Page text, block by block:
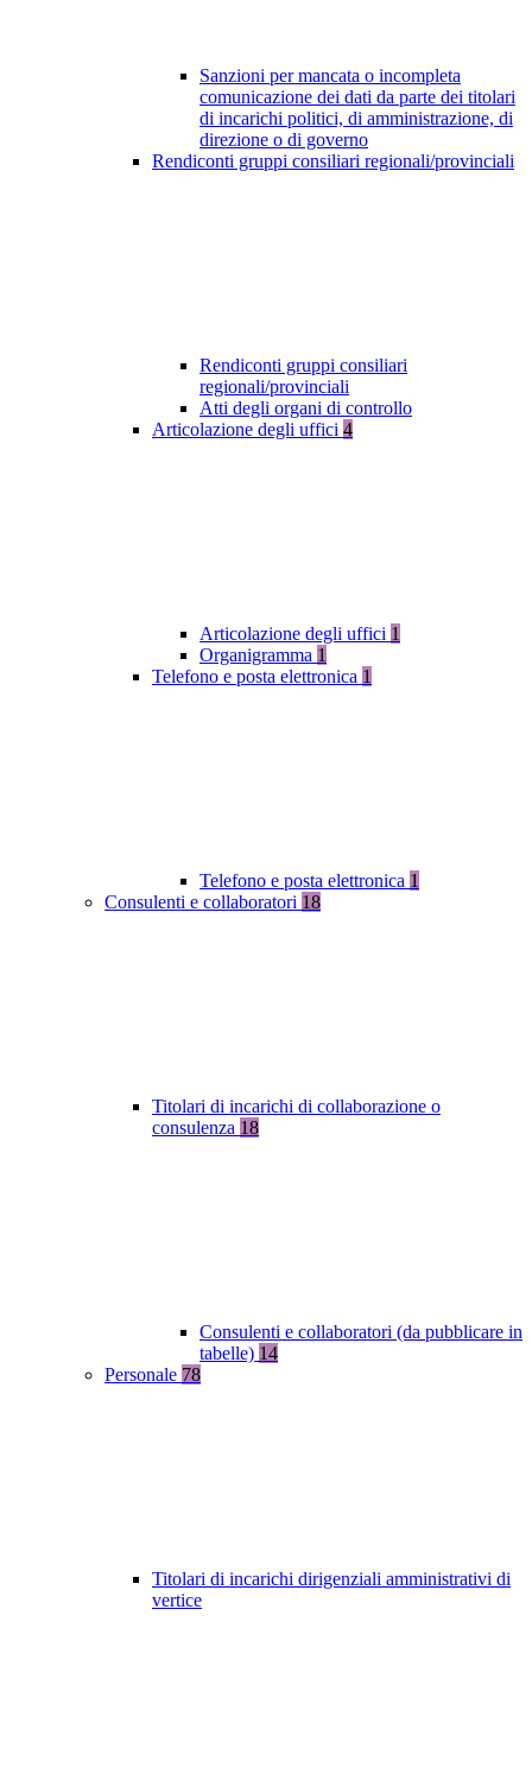
Sanzioni per mancata o incompleta
comunicazione dei dati da parte dei titolari
di incarichi politici, di amministrazione, di
direzione o di governo
Rendiconti gruppi consiliari regionali/provinciali
Rendiconti gruppi consiliari
regionali/provinciali
Atti degli organi di controllo
Articolazione degli uffici 4
Articolazione degli uffici 1
Organigramma 1
Telefono e posta elettronica 1
Telefono e posta elettronica 1
Consulenti e collaboratori 18
Titolari di incarichi di collaborazione o
consulenza 18
Consulenti e collaboratori (da pubblicare in
tabelle) 14
Personale 78
Titolari di incarichi dirigenziali amministrativi di
vertice